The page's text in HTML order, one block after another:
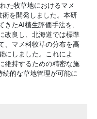
た牧草地におけるマメ
を開発しました。本研
たAI植生評価手法を、
改良し、北海道では標準
、マメ科牧草の分布を高
にしました。これによ
維持するための精密な施
的な草地管理が可能に